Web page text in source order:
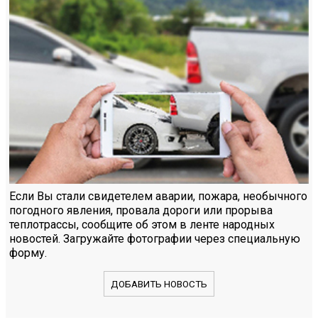
Если Вы стали свидетелем аварии, пожара, необычного
погодного явления, провала дороги или прорыва
теплотрассы, сообщите об этом в ленте народных
новостей. Загружайте фотографии через специальную
форму.
ДОБАВИТЬ НОВОСТЬ